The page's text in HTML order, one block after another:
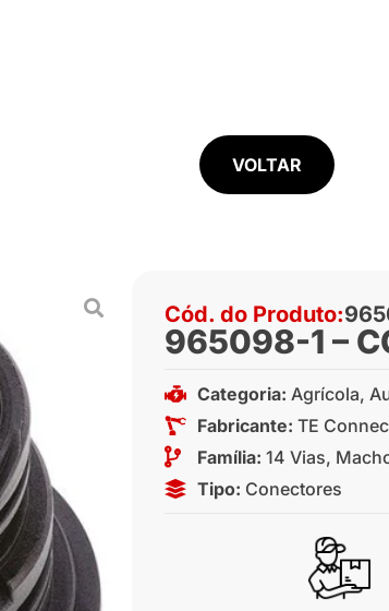
VOLTAR
Cód. do Produto:
965098-1 –
Categoria: Agrícola,
Fabricante: TE
Família: 14 Vias,
Tipo: Conectores